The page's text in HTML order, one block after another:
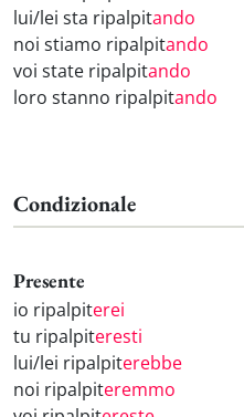
lui/lei sta ripalpitando
noi stiamo ripalpitando
voi state ripalpitando
loro stanno ripalpitando
Condizionale
Presente
io ripalpiterei
tu ripalpiteresti
lui/lei ripalpiterebbe
noi ripalpiteremmo